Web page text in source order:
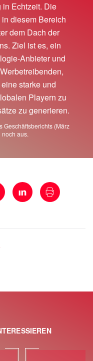
Echtzeit. Die
diesem Bereich
dem Dach der
Ziel ist es, ein
Anbieter und
starke und
Playern zu
zu generieren.
Geschäftsberichts (März
aus.